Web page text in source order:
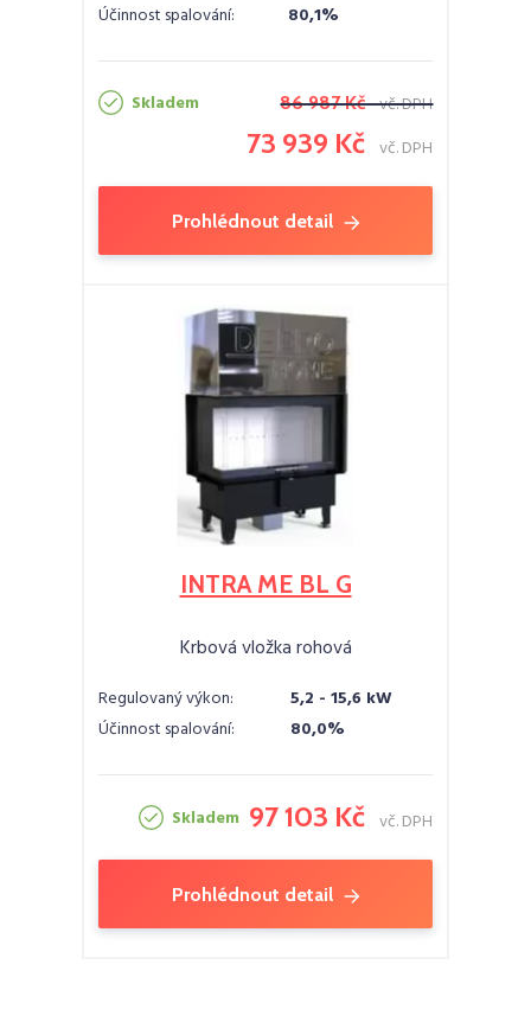
Účinnost spalování:
80,1%
Skladem 86 987 Kč vč. DPH
73 939 Kč vč. DPH
Prohlédnout detail
INTRA ME BL G
Krbová vložka rohová
Regulovaný výkon:
5,2 - 15,6 kW
Účinnost spalování:
80,0%
Skladem 97 103 Kč vč. DPH
Prohlédnout detail